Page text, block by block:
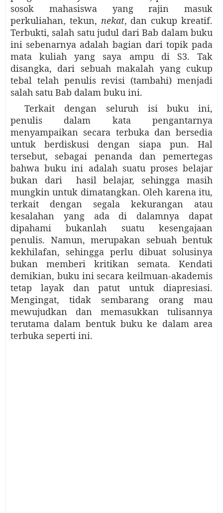
sosok mahasiswa yang rajin masuk
perkuliahan, tekun, nekat, dan cukup kreatif.
Terbukti, salah satu judul dari Bab dalam buku
ini sebenarnya adalah bagian dari topik pada
mata kuliah yang saya ampu di S3. Tak
disangka, dari sebuah makalah yang cukup
tebal telah penulis revisi (tambahi) menjadi
salah satu Bab dalam buku ini.
Terkait dengan seluruh isi buku ini,
penulis dalam kata pengantarnya
menyampaikan secara terbuka dan bersedia
untuk berdiskusi dengan siapa pun. Hal
tersebut, sebagai penanda dan pemertegas
bahwa buku ini adalah suatu proses belajar
bukan dari
hasil belajar, sehingga masih
mungkin untuk dimatangkan. Oleh karena itu,
terkait dengan segala kekurangan atau
kesalahan yang ada di dalamnya dapat
dipahami bukanlah suatu kesengajaan
penulis. Namun, merupakan sebuah bentuk
kekhilafan, sehingga perlu dibuat solusinya
bukan memberi kritikan semata. Kendati
demikian, buku ini secara keilmuan-akademis
tetap layak dan patut untuk diapresiasi.
Mengingat, tidak sembarang orang mau
mewujudkan dan memasukkan tulisannya
terutama dalam bentuk buku ke dalam area
terbuka seperti ini.